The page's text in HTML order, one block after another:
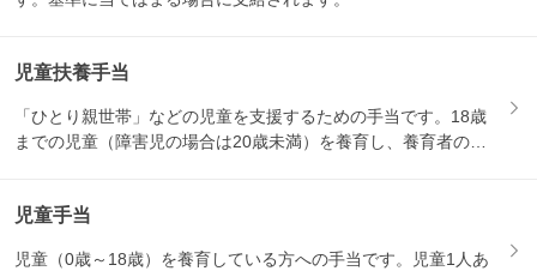
児童扶養手当
「ひとり親世帯」などの児童を支援するための手当です。18歳
までの児童（障害児の場合は20歳未満）を養育し、養育者の所
児童手当
児童（0歳～18歳）を養育している方への手当です。児童1人あ